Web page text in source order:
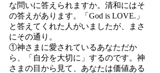
な問いに答えられますか。清和にはそ
の答えがあります。「God is LOVE.」
と答えてくれた人がいましたが、まさ
にその通り。
①神さまに愛されているあなただか
ら、「自分を大切に」するのです。神
さまの目から見て、あなたは価値ある